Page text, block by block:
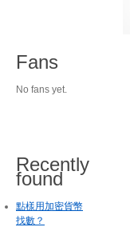
Fans
No fans yet.
Recently
found
點樣用加密貨幣
找數？